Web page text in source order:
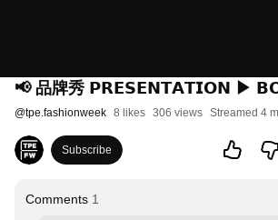
📢 品牌秀 𝗣𝗥𝗘𝗦𝗘𝗡𝗧𝗔𝗧𝗜𝗢𝗡 ▶
@tpe.fashionweek 8 likes 306 views Streamed 4
Subscribe
Comments 1